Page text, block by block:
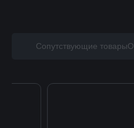
Сопутствующие товары